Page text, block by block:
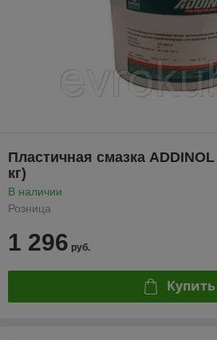
Пластичная смазка
кг)
В наличии
Розница
1 296 руб.
Купить